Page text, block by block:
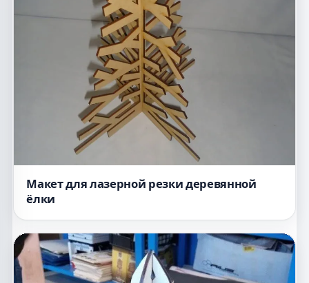
Макет для лазерной резки деревянной
ёлки